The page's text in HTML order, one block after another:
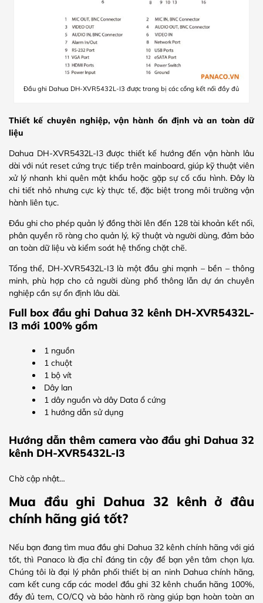
Đầu ghi Dahua DH-XVR5432L-I3 được trang bị các cổng kết nối đầy đủ
Thiết kế chuyên nghiệp, vận hành ổn định và an toàn dữ
liệu
Dahua DH-XVR5432L-I3 được thiết kế hướng đến vận hành lâu
dài với nút reset cứng trực tiếp trên mainboard, giúp kỹ thuật viên
xử lý nhanh khi quên mật khẩu hoặc gặp sự cố cấu hình. Đây là
chi tiết nhỏ nhưng cực kỳ thực tế, đặc biệt trong môi trường vận
hành liên tục.
Đầu ghi cho phép quản lý đồng thời lên đến 128 tài khoản kết nối,
phân quyền rõ ràng cho quản lý, kỹ thuật và người dùng, đảm bảo
an toàn dữ liệu và kiểm soát hệ thống chặt chẽ.
Tổng thể, DH-XVR5432L-I3 là một đầu ghi mạnh – bền – thông
minh, phù hợp cho cả người dùng phổ thông lẫn dự án chuyên
nghiệp cần sự ổn định lâu dài.
Full box đầu ghi Dahua 32 kênh DH-XVR5432L-
I3 mới 100% gồm
1 nguồn
1 chuột
1 bộ vít
Dây lan
1 dây nguồn và dây Data ổ cứng
1 hướng dẫn sử dụng
Hướng dẫn thêm camera vào đầu ghi Dahua 32
kênh DH-XVR5432L-I3
Chờ cập nhật…
Mua đầu ghi Dahua 32 kênh ở đâu
chính hãng giá tốt?
Nếu bạn đang tìm mua đầu ghi Dahua 32 kênh chính hãng với giá
tốt, thì Panaco là địa chỉ đáng tin cậy để bạn yên tâm chọn lựa.
Chúng tôi là đại lý phân phối thiết bị an ninh Dahua chính hãng,
cam kết cung cấp các model đầu ghi 32 kênh chuẩn hãng 100%,
đầy đủ tem, CO/CQ và bảo hành rõ ràng giúp bạn hoàn toàn an